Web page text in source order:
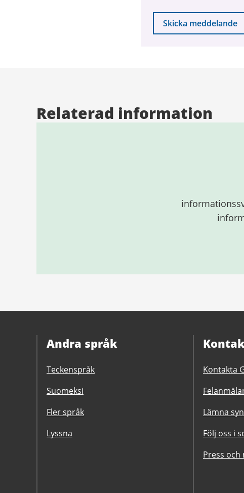
Skicka meddelande
Relaterad information
Andra språk
Teckenspråk
Suomeksi
Fler språk
Lyssna
Kontakta
Lämna
Följ oss i
Press och